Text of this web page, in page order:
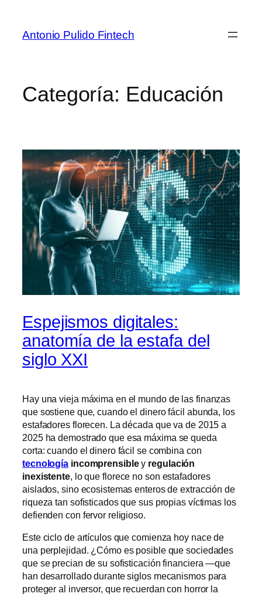
Antonio Pulido Fintech
Categoría: Educación
Espejismos digitales:
anatomía de la estafa del
siglo XXI
Hay una vieja máxima en el mundo de las finanzas
que sostiene que, cuando el dinero fácil abunda, los
estafadores florecen. La década que va de 2015 a
2025 ha demostrado que esa máxima se queda
corta: cuando el dinero fácil se combina con
tecnología incomprensibley regulación
inexistente, lo que florece no son estafadores
aislados, sino ecosistemas enteros de extracción de
riqueza tan sofisticados que sus propias víctimas los
defienden con fervor religioso.
Este ciclo de artículos que comienza hoy nace de
una perplejidad. ¿Cómo es posible que sociedades
que se precian de su sofisticación financiera —que
han desarrollado durante siglos mecanismos para
proteger al inversor, que recuerdan con horror la